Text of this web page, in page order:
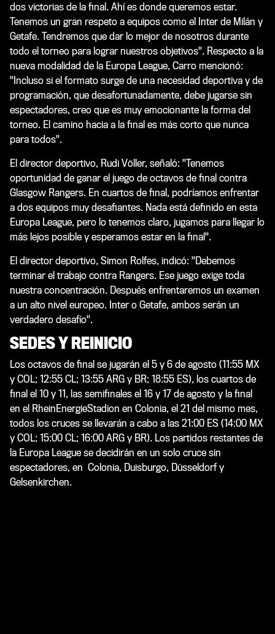
dos victorias de la final. Ahí es donde queremos estar.
Tenemos un gran respeto a equipos como el Inter de Milán y
Getafe. Tendremos que dar lo mejor de nosotros durante
todo el torneo para lograr nuestros objetivos". Respecto a la
nueva modalidad de la Europa League, Carro mencionó:
"Incluso si el formato surge de una necesidad deportiva y de
programación, que desafortunadamente, debe jugarse sin
espectadores, creo que es muy emocionante la forma del
torneo. El camino hacia a la final es más corto que nunca
para todos".
El director deportivo, Rudi Völler, señaló: "Tenemos
oportunidad de ganar el juego de octavos de final contra
Glasgow Rangers. En cuartos de final, podríamos enfrentar
a dos equipos muy desafiantes. Nada está definido en esta
Europa League, pero lo tenemos claro, jugamos para llegar lo
más lejos posible y esperamos estar en la final".
El director deportivo, Simon Rolfes, indicó: "Debemos
terminar el trabajo contra Rangers. Ese juego exige toda
nuestra concentración. Después enfrentaremos un examen
a un alto nivel europeo. Inter o Getafe, ambos serán un
verdadero desafío".
SEDES Y REINICIO
Los octavos de final se jugarán el 5 y 6 de agosto (11:55 MX
y COL; 12:55 CL; 13:55 ARG y BR; 18:55 ES), los cuartos de
final el 10 y 11, las semifinales el 16 y 17 de agosto y la final
en el RheinEnergieStadion en Colonia, el 21 del mismo mes,
todos los cruces se llevarán a cabo a las 21:00 ES (14:00 MX
y COL; 15:00 CL; 16:00 ARG y BR). Los partidos restantes de
la Europa League se decidirán en un solo cruce sin
espectadores, en Colonia, Duisburgo, Düsseldorf y
Gelsenkirchen.